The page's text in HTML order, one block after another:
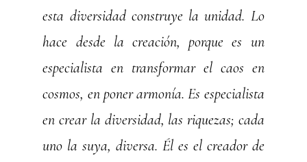
esta diversidad construye la unidad. Lo
hace desde la creación, porque es un
especialista en transformar el caos en
cosmos, en poner armonía. Es especialista
en crear la diversidad, las riquezas; cada
uno la suya, diversa. Él es el creador de